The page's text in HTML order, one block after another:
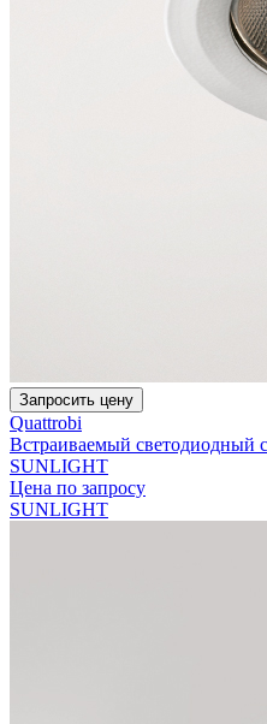
Запросить цену
Quattrobi
Встраиваемый светодиодный
SUNLIGHT
Цена по запросу
SUNLIGHT